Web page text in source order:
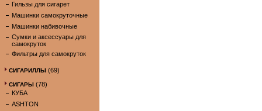
Гильзы для сигарет
Машинки самокруточные
Машинки набивочные
Сумки и аксессуары для
самокруток
Фильтры для самокруток
СИГАРИЛЛЫ (69)
СИГАРЫ (78)
КУБА
ASHTON